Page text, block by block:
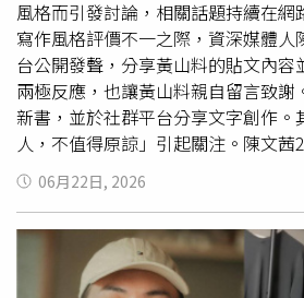
風格而引發討論，相關話題持續在
寫作風格評價不一之際，資深媒體人
台公開發聲，分享黃山料的貼文內容
兩極反應，也讓黃山料親自留言致
新書，並於社群平台分享文字創作。
人，不值得原諒」引起關注。陳文茜
進一步提出自己的看法表示，「丟
可以不原諒。攻擊你的人，可以在
是你的，作品是你的。閱讀者需要你
作。」陳文茜也提及近期圍繞黃山料
批評者花費大量心力評論暢銷作家
06月22日, 2026